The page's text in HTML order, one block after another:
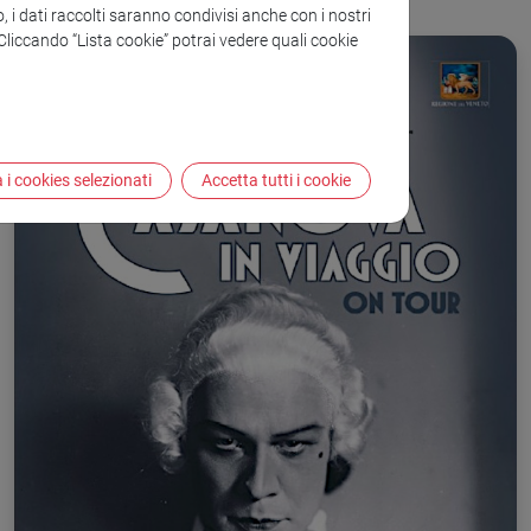
i dati raccolti saranno condivisi anche con i nostri
“Lista cookie” potrai vedere quali cookie
i cookies selezionati Accetta tutti i cookie